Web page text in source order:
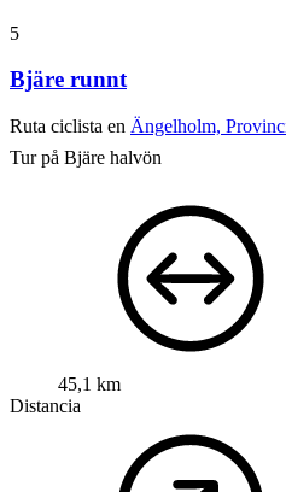
5
Bjäre runnt
Ruta ciclista en Ängelholm,
Tur på Bjäre halvön
45,1 km
Distancia